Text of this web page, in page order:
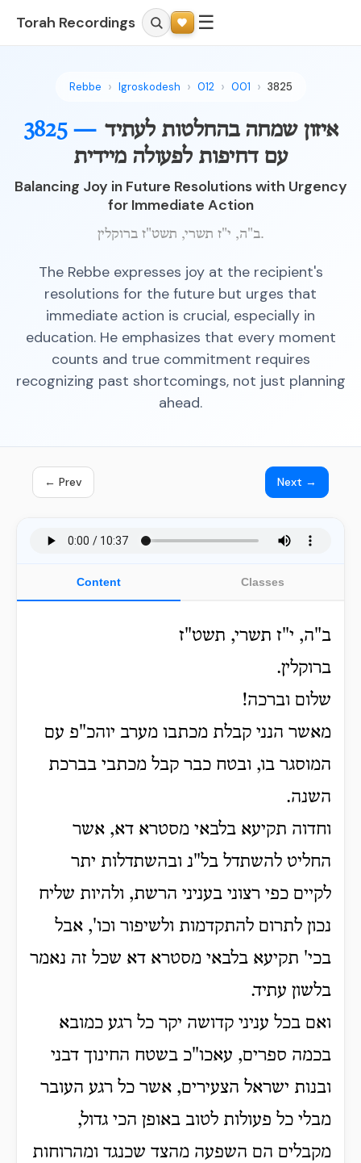
Torah Recordings ☰
Rebbe Igroskodesh 012 001 3825
3825 — איזון שמחה בהחלטות לעתיד
עם דחיפות לפעולה מיידית
Balancing Joy in Future Resolutions with Urgency
for Immediate Action
ב"ה, י"ז תשרי, תשט"ז ברוקלין.
The Rebbe expresses joy at the recipient's
resolutions for the future but urges that
immediate action is crucial, especially in
education. He emphasizes that every moment
counts and true commitment requires
recognizing past shortcomings, not just planning
ahead.
← Prev Next →
Content Classes
ב"ה, י"ז תשרי, תשט"ז
ברוקלין.
שלום וברכה!
מאשר הנני קבלת מכתבו מערב יוהכ"פ עם
המוסגר בו, ובטח כבר קבל מכתבי בברכת
השנה.
וחדוה תקיעא בלבאי מסטרא דא, אשר
החליט להשתדל בל"נ ובהשתדלות יתר
לקיים כפי רצוני בעניני הרשת, ולהיות שליח
נכון לתרום להתקדמות ולשיפור וכו', אבל
בכי' תקיעא בלבאי מסטרא דא שכל זה נאמר
בלשון עתיד.
ואם בכל עניני קדושה יקר כל רגע כמובא
בכמה ספרים, עאכו"כ בשטח החינוך דבני
ובנות ישראל הצעירים, אשר כל רגע העובר
מבלי כל פעולות לטוב באופן הכי גדול,
מקבלים הם השפעה מהצד שכנגד ומהרוחות